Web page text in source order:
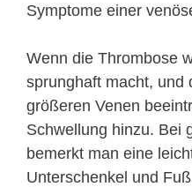
Symptome einer
Wenn die Thrombose
sprunghaft macht, und
größeren Venen
Schwellung hinzu. Bei
bemerkt man eine
Unterschenkel und